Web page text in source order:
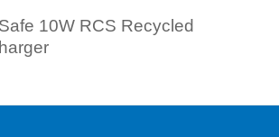
10W RCS Recycled